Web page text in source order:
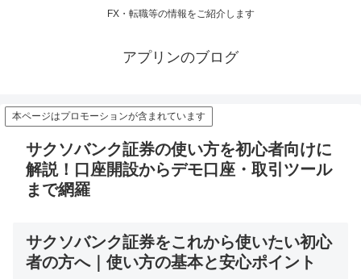
FX・転職等の情報をご紹介します
アプリンのブログ
本ページはプロモーションが含まれています
サクソバンク証券の使い方を初心者向けに
解説！口座開設からデモ口座・取引ツール
まで網羅
サクソバンク証券をこれから使いたい初心
者の方へ｜使い方の基本と安心ポイント